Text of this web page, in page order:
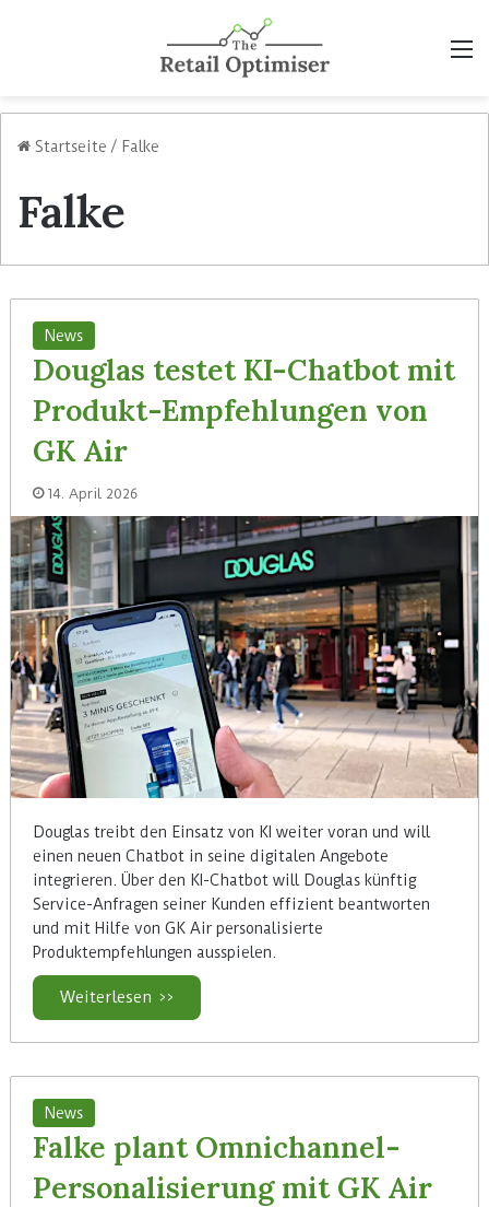
Startseite / Falke
Falke
News
Douglas testet KI-Chatbot mit
Produkt-Empfehlungen von
GK Air
14. April 2026
Douglas treibt den Einsatz von KI weiter voran und will
einen neuen Chatbot in seine digitalen Angebote
integrieren. Über den KI-Chatbot will Douglas künftig
Service-Anfragen seiner Kunden effizient beantworten
und mit Hilfe von GK Air personalisierte
Produktempfehlungen ausspielen.
Weiterlesen >>
News
Falke plant Omnichannel-
Personalisierung mit GK Air